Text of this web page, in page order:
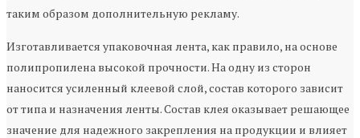
таким образом дополнительную рекламу.
Изготавливается упаковочная лента, как правило, на основе
полипропилена высокой прочности. На одну из сторон
наносится усиленный клеевой слой, состав которого зависит
от типа и назначения ленты. Состав клея оказывает решающее
значение для надежного закрепления на продукции и влияет